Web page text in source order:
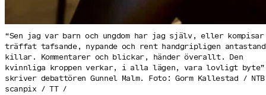
“Sen jag var barn och ungdom har jag själv, eller
träffat tafsande, nypande och rent handgripligen
killar. Kommentarer och blickar, händer överallt. Den
kvinnliga kroppen verkar, i alla lägen, vara lovligt
skriver debattören Gunnel Malm. Foto: Gorm Kallestad / NTB
scanpix / TT /